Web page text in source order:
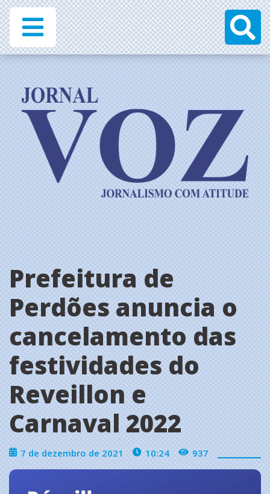
Prefeitura de
Perdões anuncia o
cancelamento das
festividades do
Reveillon e
Carnaval 2022
7 de dezembro de 2021 10:24 937